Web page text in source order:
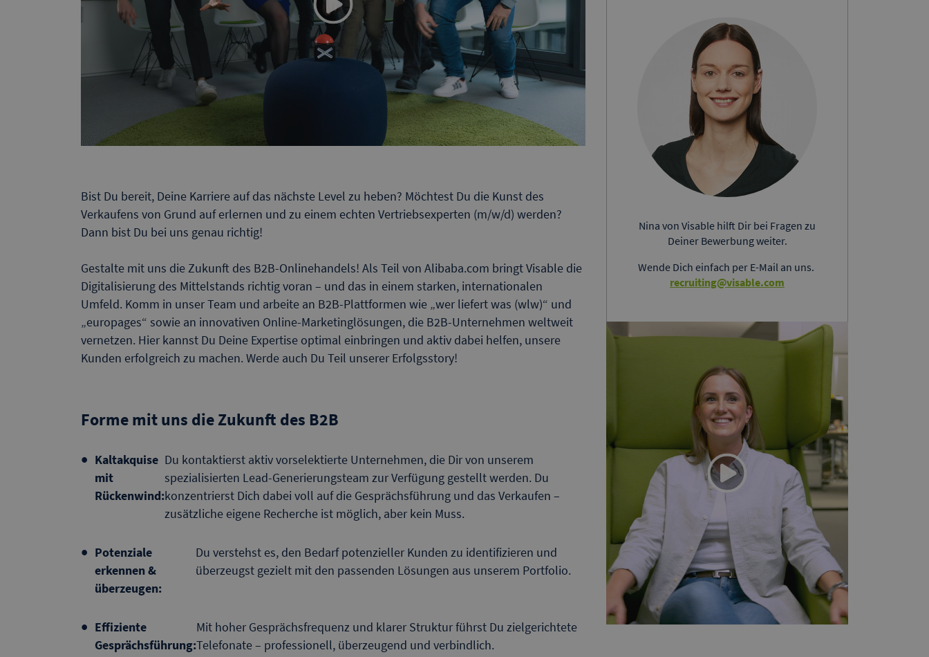
Bist Du bereit, Deine Karriere auf das nächste Level zu heben? Möchtest Du die Kunst des
Verkaufens von Grund auf erlernen und zu einem echten Vertriebsexperten (m/w/d) werden?
Dann bist Du bei uns genau richtig!
Gestalte mit uns die Zukunft des B2B-Onlinehandels! Als Teil von Alibaba.com bringt Visable die
Digitalisierung des Mittelstands richtig voran – und das in einem starken, internationalen
Umfeld. Komm in unser Team und arbeite an B2B-Plattformen wie „wer liefert was (wlw)“ und
„europages“ sowie an innovativen Online-Marketinglösungen, die B2B-Unternehmen weltweit
vernetzen. Hier kannst Du Deine Expertise optimal einbringen und aktiv dabei helfen, unsere
Kunden erfolgreich zu machen. Werde auch Du Teil unserer Erfolgsstory!
Forme mit uns die Zukunft des B2B
Kaltakquise
mit
Rückenwind:
Du kontaktierst aktiv vorselektierte Unternehmen, die Dir von unserem
spezialisierten Lead-Generierungsteam zur Verfügung gestellt werden. Du
konzentrierst Dich dabei voll auf die Gesprächsführung und das Verkaufen –
zusätzliche eigene Recherche ist möglich, aber kein Muss.
Potenziale
erkennen &
überzeugen:
Du verstehst es, den Bedarf potenzieller Kunden zu identifizieren und
überzeugst gezielt mit den passenden Lösungen aus unserem Portfolio.
Effiziente
Gesprächsführung:
Mit hoher Gesprächsfrequenz und klarer Struktur führst Du zielgerichtete
Telefonate – professionell, überzeugend und verbindlich.
Nina von Visable hilft Dir bei Fragen zu
Deiner Bewerbung weiter.
Wende Dich einfach per E-Mail an uns.
recruiting@visable.com